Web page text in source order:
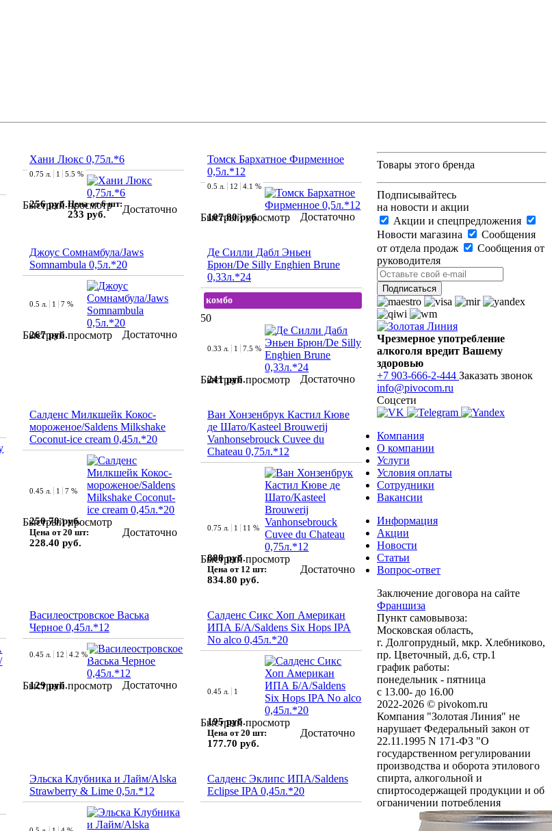
Хани Люкс 0,75л.*6
Быстрый просмотр
0.75 л. 1 5.5 %
256 руб.Цена от 6 шт:
233 руб. Достаточно
Томск Бархатное Фирменное
0,5л.*12
Быстрый просмотр
0.5 л. 12 4.1 %
107.80 руб. Достаточно
Джоус Сомнамбула/Jaws
Somnambula 0,5л.*20
Быстрый просмотр
0.5 л. 1 7 %
267 руб. Достаточно
Де Силли Дабл Эньен
Брюн/De Silly Enghien Brune
0,33л.*24
комбо
50
Быстрый просмотр
0.33 л. 1 7.5 %
241 руб. Достаточно
Салденс Милкшейк Кокос-
мороженое/Saldens Milkshake
Coconut-ice cream 0,45л.*20
Быстрый просмотр
0.45 л. 1 7 %
250.70 руб.
Цена от 20 шт:
228.40 руб.
Достаточно
Ван Хонзенбрук Кастил Кюве
де Шато/Kasteel Brouwerij
Vanhonsebrouck Cuvee du
Chateau 0,75л.*12
Быстрый просмотр
0.75 л. 1 11 %
888 руб.
Цена от 12 шт:
834.80 руб.
Достаточно
Василеостровское Васька
Черное 0,45л.*12
Быстрый просмотр
0.45 л. 12 4.2 %
129 руб. Достаточно
Салденс Сикс Хоп Американ
ИПА Б/А/Saldens Six Hops IPA
No alco 0,45л.*20
Быстрый просмотр
0.45 л. 1
195 руб.
Цена от 20 шт:
177.70 руб.
Достаточно
Эльска Клубника и Лайм/Alska
Strawberry & Lime 0,5л.*12
Салденс Эклипс ИПА/Saldens
Eclipse IPA 0,45л.*20
Товары этого бренда
Подписывайтесь
на новости и акции
Акции и спецпредложения
Новости магазина
Сообщения
от отдела продаж
Сообщения от
руководителя
Чрезмерное употребление
алкоголя вредит Вашему
здоровью
+7 903-666-2-444 Заказать звонок
info@pivocom.ru
Соцсети
Компания
О компании
Услуги
Условия оплаты
Сотрудники
Вакансии
Информация
Акции
Новости
Статьи
Вопрос-ответ
Заключение договора на сайте
Франшиза
Пункт самовывоза:
Московская область,
г. Долгопрудный, мкр. Хлебниково,
пр. Цветочный, д.6, стр.1
график работы:
понедельник - пятница
с 13.00- до 16.00
2022-2026 © pivokom.ru
Компания "Золотая Линия" не
нарушает Федеральный закон от
22.11.1995 N 171-ФЗ "О
государственном регулировании
производства и оборота этилового
спирта, алкогольной и
спиртосодержащей продукции и об
ограничении потребления
(распития) алкогольной
продукции": мы не осуществляем